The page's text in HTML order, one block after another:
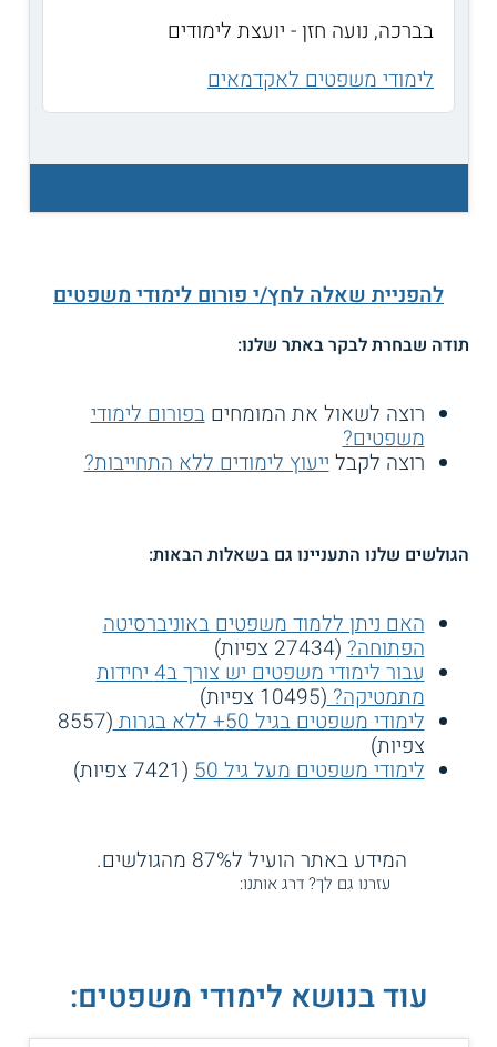
בברכה, נועה חזן - יועצת לימודים
לימודי משפטים לאקדמאים
להפניית שאלה לחץ/י פורום לימודי משפטים
תודה שבחרת לבקר באתר שלנו:
רוצה לשאול את המומחיםבפורום לימודי
משפטים?
רוצה לקבלייעוץ לימודים ללא התחייבות?
הגולשים שלנו התעניינו גם בשאלות הבאות:
האם ניתן ללמוד משפטים באוניברסיטה
הפתוחה?(27434 צפיות)
עבור לימודי משפטים יש צורך ב4 יחידות
מתמטיקה?(10495 צפיות)
לימודי משפטים בגיל 50+ ללא בגרות (8557
צפיות)
לימודי משפטים מעל גיל 50 (7421 צפיות)
המידע באתר הועיל ל87% מהגולשים.
עזרנו גם לך? דרג אותנו:
עוד בנושא לימודי משפטים: